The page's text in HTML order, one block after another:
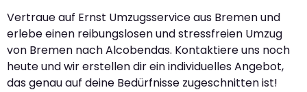
Vertraue auf Ernst Umzugsservice aus Bremen und
erlebe einen reibungslosen und stressfreien Umzug
von Bremen nach Alcobendas. Kontaktiere uns noch
heute und wir erstellen dir ein individuelles Angebot,
das genau auf deine Bedürfnisse zugeschnitten ist!